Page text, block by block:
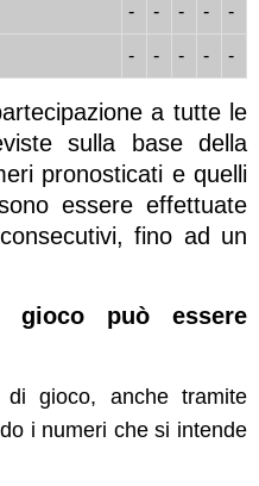
- - - - -
- - - - -
a tutte le
sulla base della
pronosticati e quelli
essere effettuate
fino ad un
gioco può essere
di gioco, anche tramite
i numeri che si intende